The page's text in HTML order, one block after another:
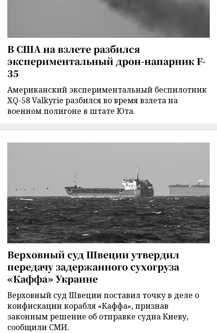
В США на взлете разбился
экспериментальный дрон-напарник F-
35
Американский экспериментальный беспилотник
XQ-58 Valkyrie разбился во время взлета на
военном полигоне в штате Юта.
Верховный суд Швеции утвердил
передачу задержанного сухогруза
«Каффа» Украине
Верховный суд Швеции поставил точку в деле о
конфискации корабля «Каффа», признав
законным решение об отправке судна Киеву,
сообщили СМИ.